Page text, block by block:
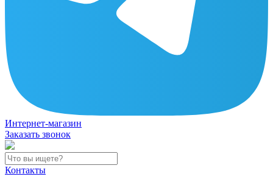
Интернет-магазин
Заказать звонок
Контакты